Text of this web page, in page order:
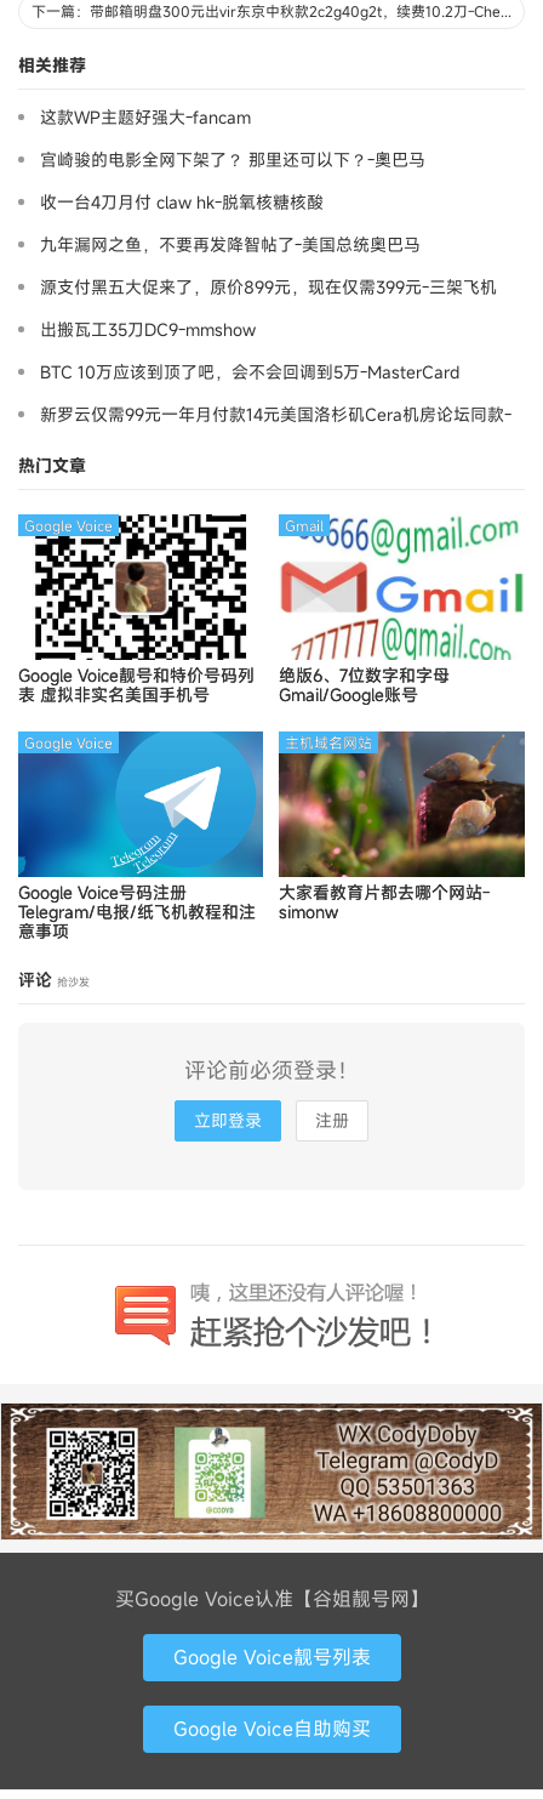
下一篇：带邮箱明盘300元出vir东京中秋款2c2g40g2t，续费10.2刀-Chenchen
相关推荐
这款WP主题好强大-fancam
宫崎骏的电影全网下架了？ 那里还可以下？-奧巴马
收一台4刀月付 claw hk-脱氧核糖核酸
九年漏网之鱼，不要再发降智帖了-美国总统奥巴马
源支付黑五大促来了，原价899元，现在仅需399元-三架飞机
出搬瓦工35刀DC9-mmshow
BTC 10万应该到顶了吧，会不会回调到5万-MasterCard
新罗云仅需99元一年月付款14元美国洛杉矶Cera机房论坛同款-
热门文章
Google Voice靓号和特价号码列
表 虚拟非实名美国手机号
Google Voice
绝版6、7位数字和字母
Gmail/Google账号
Gmail
Google Voice号码注册
Telegram/电报/纸飞机教程和注
意事项
Google Voice
大家看教育片都去哪个网站-
simonw
主机域名网站
评论 抢沙发
评论前必须登录！
立即登录 注册
买Google Voice认准【谷姐靓号网】
Google Voice靓号列表
Google Voice自助购买